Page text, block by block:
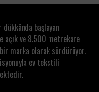
başlayan
açık ve 8.500 metrekare
bir marka olarak sürdürüyor.
ev tekstili